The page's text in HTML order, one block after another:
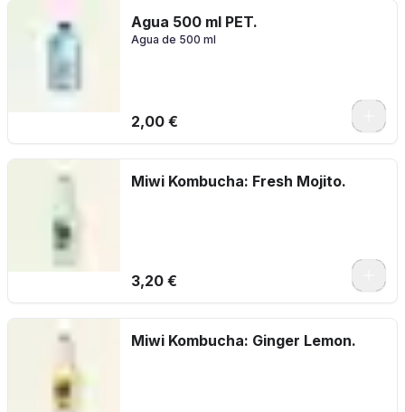
Agua 500 ml PET.
Agua de 500 ml
2,00 €
Miwi Kombucha: Fresh Mojito.
3,20 €
Miwi Kombucha: Ginger Lemon.